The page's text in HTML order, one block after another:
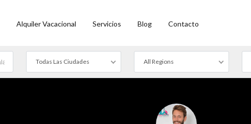
Alquiler Vacacional Servicios Blog Contacto
Todas Las Ciudades All Regions